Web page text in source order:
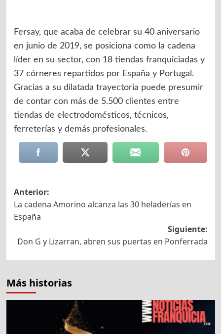
Fersay, que acaba de celebrar su 40 aniversario
en junio de 2019, se posiciona como la cadena
líder en su sector, con 18 tiendas franquiciadas y
37 córneres repartidos por España y Portugal.
Gracias a su dilatada trayectoria puede presumir
de contar con más de 5.500 clientes entre
tiendas de electrodomésticos, técnicos,
ferreterías y demás profesionales.
Navegación
de
entradas
Anterior:
La cadena Amorino alcanza las 30 heladerías en
España
Siguiente:
Don G y Lizarran, abren sus puertas en Ponferrada
Más historias